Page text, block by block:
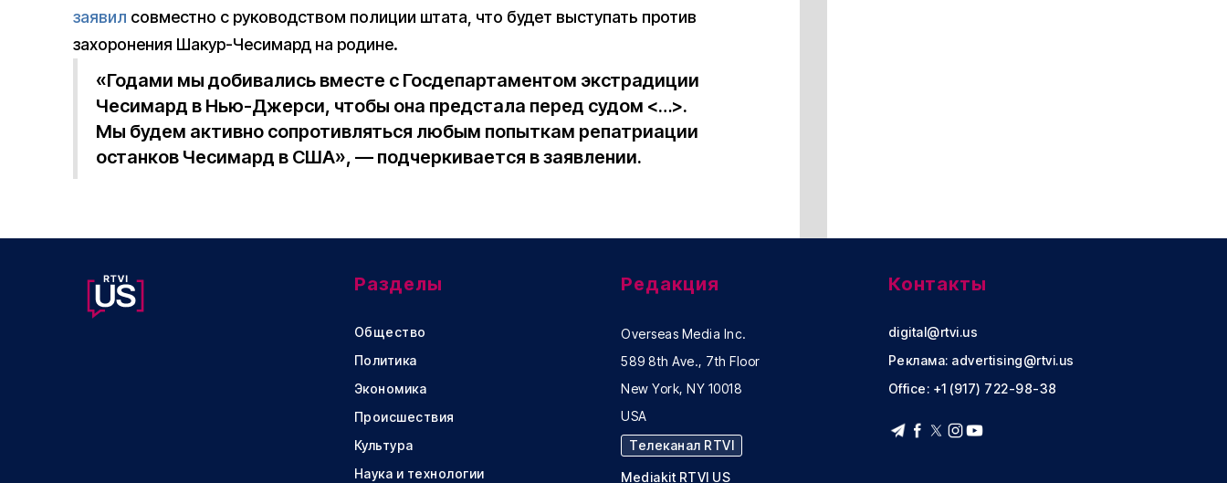
заявил совместно с руководством полиции штата, что будет выступать против
захоронения Шакур-Чесимард на родине.
«Годами мы добивались вместе с Госдепартаментом экстрадиции
Чесимард в Нью-Джерси, чтобы она предстала перед судом <…>.
Мы будем активно сопротивляться любым попыткам репатриации
останков Чесимард в США», — подчеркивается в заявлении.
Разделы
Общество
Политика
Экономика
Происшествия
Культура
Наука и технологии
Редакция
Overseas Media Inc.
589 8th Ave., 7th Floor
New York, NY 10018
USA
Телеканал RTVI
Mediakit RTVI US
Контакты
digital@rtvi.us
Реклама: advertising@rtvi.us
Office: +1 (917) 722-98-38